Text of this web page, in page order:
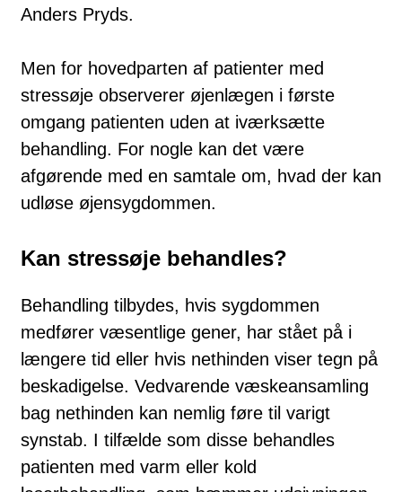
Anders Pryds.
Men for hovedparten af patienter med
stressøje observerer øjenlægen i første
omgang patienten uden at iværksætte
behandling. For nogle kan det være
afgørende med en samtale om, hvad der kan
udløse øjensygdommen.
Kan stressøje behandles?
Behandling tilbydes, hvis sygdommen
medfører væsentlige gener, har stået på i
længere tid eller hvis nethinden viser tegn på
beskadigelse. Vedvarende væskeansamling
bag nethinden kan nemlig føre til varigt
synstab. I tilfælde som disse behandles
patienten med varm eller kold